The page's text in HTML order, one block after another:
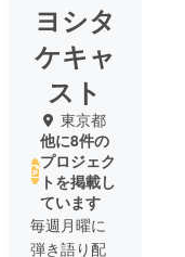
ヨシタ
ケキャ
スト
東京都
他に8件の
プロジェク
トを掲載し
ています
毎週月曜に
弾き語り配